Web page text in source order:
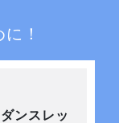
！
ンスレッ